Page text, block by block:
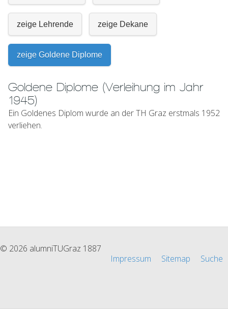
zeige Lehrende zeige Dekane
zeige Goldene Diplome
Goldene Diplome (Verleihung im Jahr
1945)
Ein Goldenes Diplom wurde an der TH Graz erstmals 1952
verliehen.
© 2026 alumniTUGraz 1887
Impressum
Sitemap Suche